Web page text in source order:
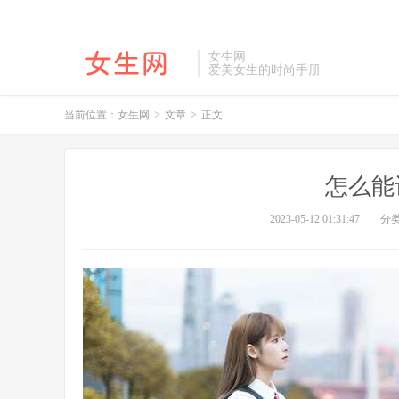
女生网
爱美女生的时尚手册
当前位置： 女生网 > 文章 > 正文
怎么
2023-05-12 01:31:47 分